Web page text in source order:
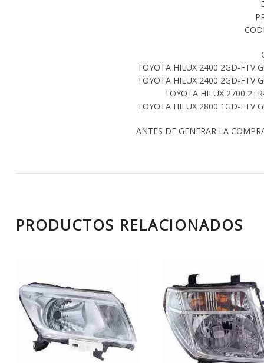
TOYOTA HILUX 2400 2GD-FTV
TOYOTA HILUX 2400 2GD-FTV
TOYOTA HILUX 2700
TOYOTA HILUX 2800 1GD-FTV
ANTES DE GENERAR LA
PRODUCTOS RELACIONADOS